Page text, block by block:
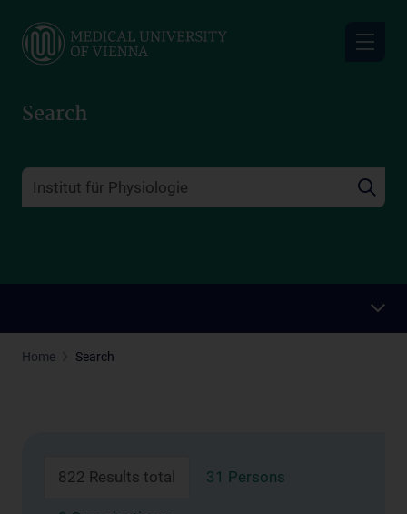
main
Search
Home Search
822 Results total 31 Persons